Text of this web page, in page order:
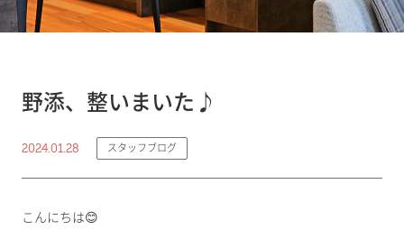
野添、整いまいた♪
2024.01.28 スタッフブログ
こんにちは😊